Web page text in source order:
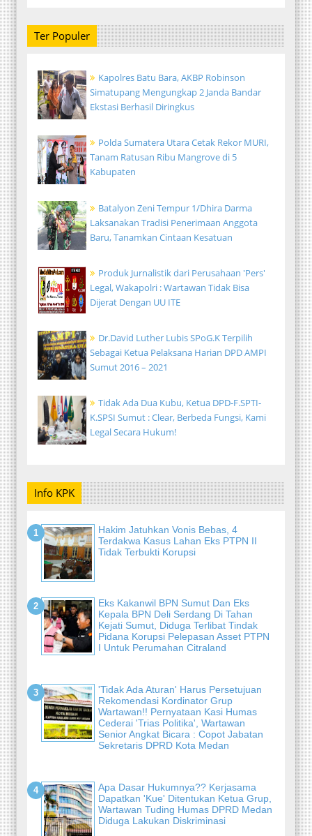
Ter Populer
Kapolres Batu Bara, AKBP Robinson
Simatupang Mengungkap 2 Janda Bandar
Ekstasi Berhasil Diringkus
Polda Sumatera Utara Cetak Rekor MURI,
Tanam Ratusan Ribu Mangrove di 5
Kabupaten
Batalyon Zeni Tempur 1/Dhira Darma
Laksanakan Tradisi Penerimaan Anggota
Baru, Tanamkan Cintaan Kesatuan
Produk Jurnalistik dari Perusahaan 'Pers'
Legal, Wakapolri : Wartawan Tidak Bisa
Dijerat Dengan UU ITE
Dr.David Luther Lubis SPoG.K Terpilih
Sebagai Ketua Pelaksana Harian DPD AMPI
Sumut 2016 – 2021
Tidak Ada Dua Kubu, Ketua DPD-F.SPTI-
K.SPSI Sumut : Clear, Berbeda Fungsi, Kami
Legal Secara Hukum!
Info KPK
Hakim Jatuhkan Vonis Bebas, 4
Terdakwa Kasus Lahan Eks PTPN II
Tidak Terbukti Korupsi
Eks Kakanwil BPN Sumut Dan Eks
Kepala BPN Deli Serdang Di Tahan
Kejati Sumut, Diduga Terlibat Tindak
Pidana Korupsi Pelepasan Asset PTPN
I Untuk Perumahan Citraland
'Tidak Ada Aturan' Harus Persetujuan
Rekomendasi Kordinator Grup
Wartawan!! Pernyataan Kasi Humas
Cederai 'Trias Politika', Wartawan
Senior Angkat Bicara : Copot Jabatan
Sekretaris DPRD Kota Medan
Apa Dasar Hukumnya?? Kerjasama
Dapatkan 'Kue' Ditentukan Ketua Grup,
Wartawan Tuding Humas DPRD Medan
Diduga Lakukan Diskriminasi